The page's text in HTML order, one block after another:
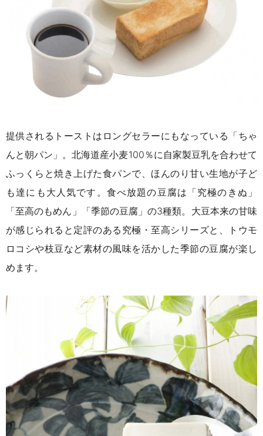
提供されるトーストはロングセラーにもなっている「ちゃ
んと朝パン」。北海道産小麦100％に自家製豆乳を合わせて
ふっくらと焼き上げた食パンで、ほんのり甘い生地が子ど
も達にも大人気です。食べ放題の豆腐は「究極のきぬ」
「至高のもめん」「季節の豆腐」の3種類。大豆本来の甘味
が感じられると定評のある究極・至高シリーズと、トウモ
ロコシや枝豆など素材の風味を活かした季節の豆腐が楽し
めます。